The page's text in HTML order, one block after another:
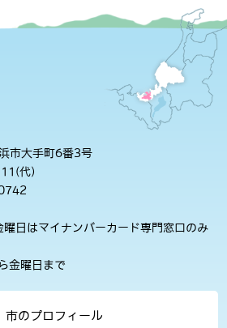
市大手町6番3号
代)
日はマイナンバーカード専門窓口のみ
金曜日まで
市のプロフィール